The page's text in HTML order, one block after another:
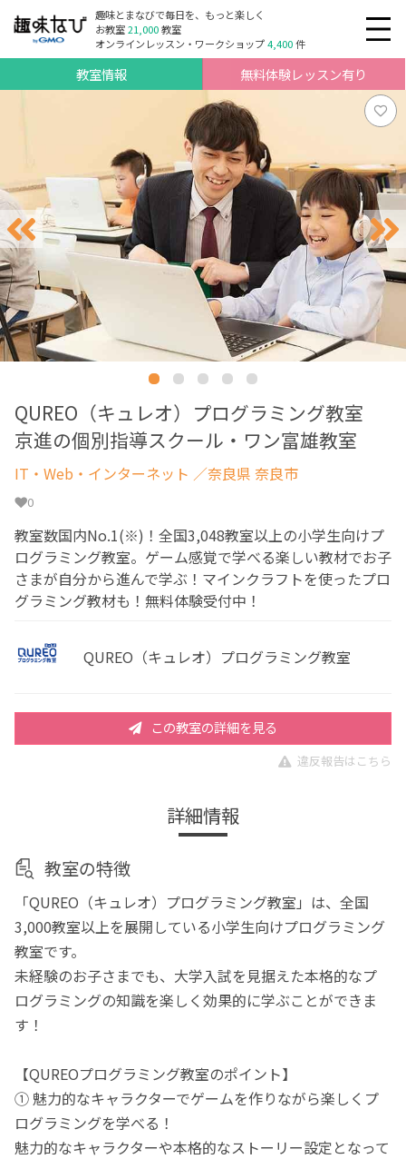
趣味とまなびで毎日を、もっと楽しく
お教室21,000教室
オンラインレッスン・ワークショップ4,400件
教室情報 無料体験レッスン有り
QUREO（キュレオ）プログラミング教室
京進の個別指導スクール・ワン富雄教室
IT・Web・インターネット ／奈良県 奈良市
0
教室数国内No.1(※)！全国3,048教室以上の小学生向けプ
ログラミング教室。ゲーム感覚で学べる楽しい教材でお子
さまが自分から進んで学ぶ！マインクラフトを使ったプロ
グラミング教材も！無料体験受付中！
QUREO（キュレオ）プログラミング教室
この教室の詳細を見る
違反報告はこちら
詳細情報
教室の特徴
「QUREO（キュレオ）プログラミング教室」は、全国
3,000教室以上を展開している小学生向けプログラミング
教室です。
未経験のお子さまでも、大学入試を見据えた本格的なプ
ログラミングの知識を楽しく効果的に学ぶことができま
す！
【QUREOプログラミング教室のポイント】
① 魅力的なキャラクターでゲームを作りながら楽しくプ
ログラミングを学べる！
魅力的なキャラクターや本格的なストーリー設定となって